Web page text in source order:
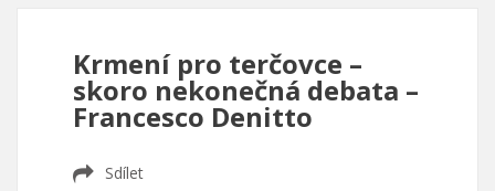
Krmení pro terčovce –
skoro nekonečná debata –
Francesco Denitto
Sdílet